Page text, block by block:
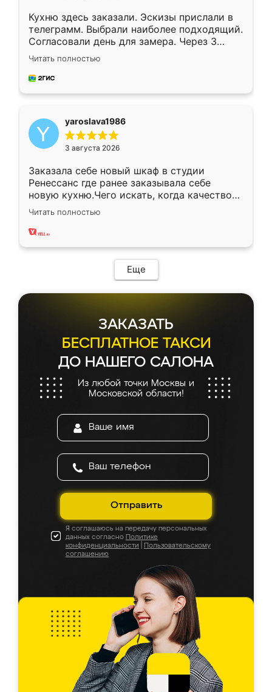
Кухню здесь заказали. Эскизы прислали в
телеграмм. Выбрали наиболее подходящий.
Согласовали день для замера. Через 3
недели кухня была уже готова. Остались
довольны работой. Спасибо Ренессанс
мебель за качественную работу!
Читать полностью
yaroslava1986
3 августа 2026
Заказала себе новый шкаф в студии
Ренессанс где ранее заказывала себе
новую кухню.Чего искать, когда качеством
вполне довольна. Служит кухня уже почти
два года, нареканий нет.
Читать полностью
Еще
ЗАКАЗАТЬ
БЕСПЛАТНОЕ ТАКСИ
ДО НАШЕГО САЛОНА
Из любой точки Москвы и
Московской области!
Отправить
Я соглашаюсь на передачу персональных
данных согласно Политике
конфиденциальности
Пользовательскому
соглашению